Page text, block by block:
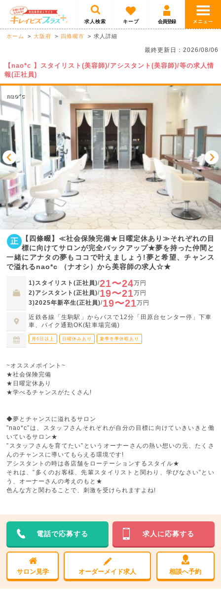
求人検索 キープ 会員登録
ホーム 大阪府 四條畷市 求人詳細
最終更新日：2026/08/06
【nao*c 】スタイリスト(美容師)/アシスタント(美容師)/等の求人情
報(正社員)
nao*c
正
【四條畷】≪社会保険完備★日曜定休あり≫それぞれの目
標に向けてサロンが完全バックアップ★夢を持った仲間と
一緒にアナタの夢もココで叶えましょう!夢と希望、チャンス
で溢れるnao*c （ナオシ）から美容師の求人☆★
1)スタイリスト(正社員)/21〜24万円
2)アシスタント(正社員)/19〜21万円
3)2025年新卒生(正社員)/19〜21万円
近鉄各線「生駒駅」からバスで12分「田原台センター停」下車
車、バイク通勤OK(駐車場完備)
月6日以上 日曜休みあり 夏季冬季休暇あり
~オススメポイント~
★社会保険完備
★日曜定休あり
★学べるチャンスがたくさん!
◆夢とチャンスに溢れるサロン
”nao*c”は、スタッフさんそれぞれが自分の目標に向けていきいきと働
いているサロン★
”スタッフさんを育てたい”というオーナーさんの熱い想いの元、たくさ
んのチャンスに導いてもらえる環境です!
アシスタントの時は各店舗をローテーションするスタイル★
それは、”多くのお客様、先輩スタイリストと関わり、学びなさい”とい
う、オーナーさんの考えのもと★
色んな方と関わることで、刺激を受けられますよね!
電話で応募する 求人に応募する
サロン見学 オーダーメイド求人 相談へ予約